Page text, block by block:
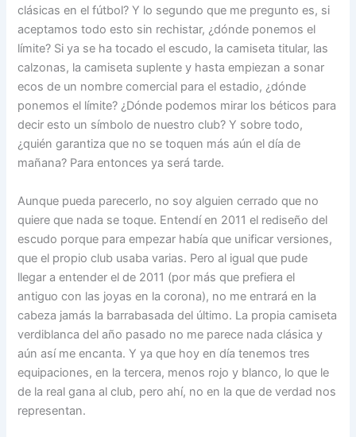
clásicas en el fútbol? Y lo segundo que me pregunto es, si
aceptamos todo esto sin rechistar, ¿dónde ponemos el
límite? Si ya se ha tocado el escudo, la camiseta titular, las
calzonas, la camiseta suplente y hasta empiezan a sonar
ecos de un nombre comercial para el estadio, ¿dónde
ponemos el límite? ¿Dónde podemos mirar los béticos para
decir esto un símbolo de nuestro club? Y sobre todo,
¿quién garantiza que no se toquen más aún el día de
mañana? Para entonces ya será tarde.
Aunque pueda parecerlo, no soy alguien cerrado que no
quiere que nada se toque. Entendí en 2011 el rediseño del
escudo porque para empezar había que unificar versiones,
que el propio club usaba varias. Pero al igual que pude
llegar a entender el de 2011 (por más que prefiera el
antiguo con las joyas en la corona), no me entrará en la
cabeza jamás la barrabasada del último. La propia camiseta
verdiblanca del año pasado no me parece nada clásica y
aún así me encanta. Y ya que hoy en día tenemos tres
equipaciones, en la tercera, menos rojo y blanco, lo que le
de la real gana al club, pero ahí, no en la que de verdad nos
representan.